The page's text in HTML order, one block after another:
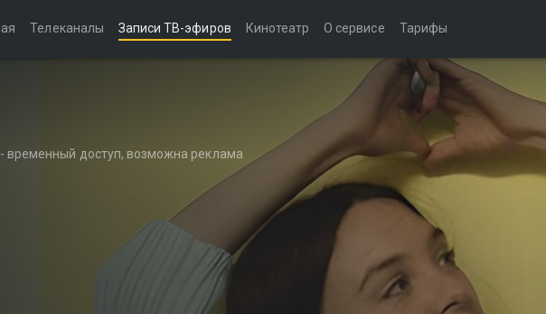
Телеканалы Записи ТВ-эфиров Кинотеатр О сервисе Тарифы
временный доступ, возможна реклама